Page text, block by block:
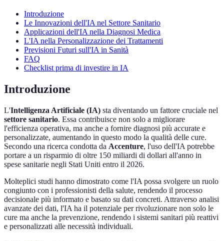
Introduzione
Le Innovazioni dell'IA nel Settore Sanitario
Applicazioni dell'IA nella Diagnosi Medica
L'IA nella Personalizzazione dei Trattamenti
Previsioni Futuri sull'IA in Sanità
FAQ
Checklist prima di investire in IA
Introduzione
L'Intelligenza Artificiale (IA) sta diventando un fattore cruciale nel
settore sanitario. Essa contribuisce non solo a migliorare
l'efficienza operativa, ma anche a fornire diagnosi più accurate e
personalizzate, aumentando in questo modo la qualità delle cure.
Secondo una ricerca condotta da Accenture, l'uso dell'IA potrebbe
portare a un risparmio di oltre 150 miliardi di dollari all'anno in
spese sanitarie negli Stati Uniti entro il 2026.
Molteplici studi hanno dimostrato come l'IA possa svolgere un ruolo
congiunto con i professionisti della salute, rendendo il processo
decisionale più informato e basato su dati concreti. Attraverso analisi
avanzate dei dati, l'IA ha il potenziale per rivoluzionare non solo le
cure ma anche la prevenzione, rendendo i sistemi sanitari più reattivi
e personalizzati alle necessità individuali.